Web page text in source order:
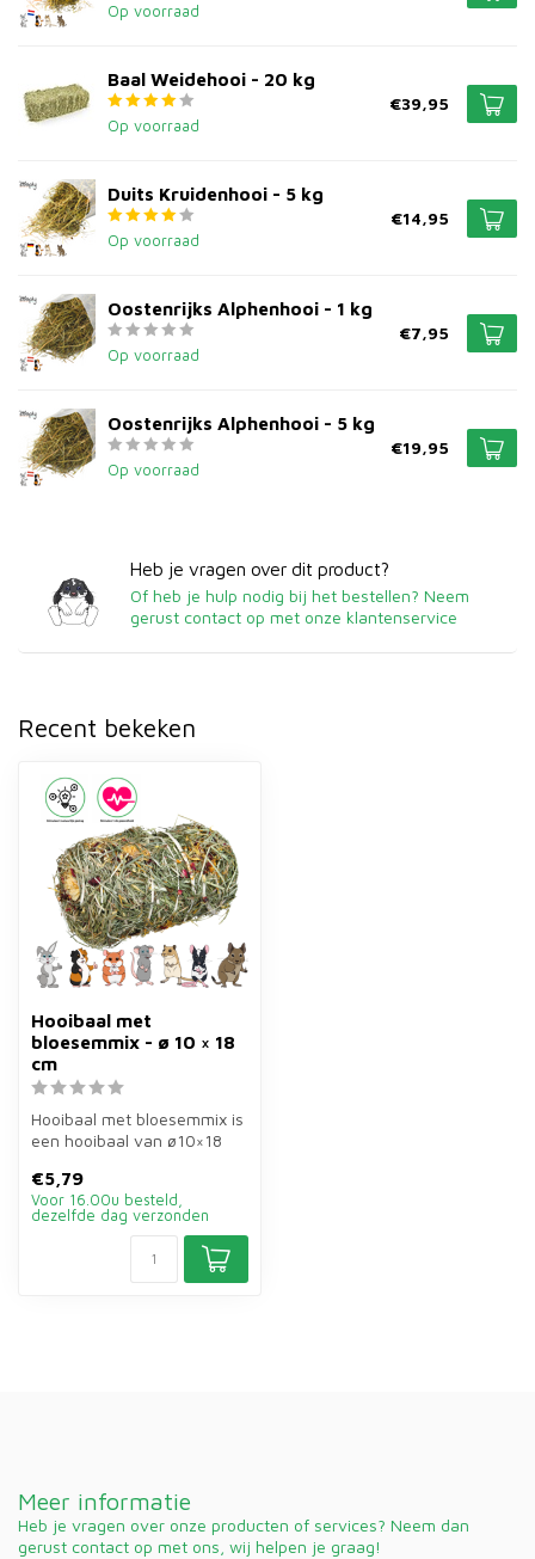
Op voorraad
Baal Weidehooi - 20 kg
Op voorraad
€39,95
Duits Kruidenhooi - 5 kg
Op voorraad
€14,95
Oostenrijks Alphenhooi - 1 kg
Op voorraad
€7,95
Oostenrijks Alphenhooi - 5 kg
Op voorraad
€19,95
Heb je vragen over dit product?
Of heb je hulp nodig bij het bestellen? Neem
gerust contact op met onze klantenservice
Recent bekeken
Hooibaal met
bloesemmix - ø 10 × 18
cm
Hooibaal met bloesemmix is
een hooibaal van ø10×18
konijnen...
€5,79
Voor 16.00u besteld,
dezelfde dag verzonden
Meer informatie
Heb je vragen over onze producten of services? Neem dan
gerust contact op met ons, wij helpen je graag!